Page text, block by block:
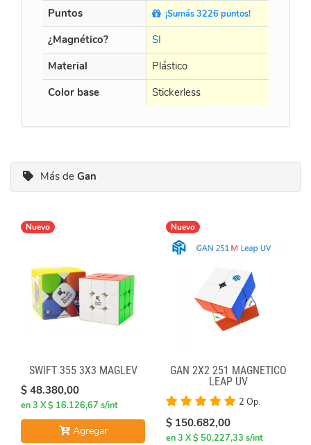
Puntos
¡Sumás 3226 puntos!
¿Magnético? SI
Material
Plástico
Color base
Stickerless
Más de Gan
Nuevo
SWIFT 355 3X3 MAGLEV
$ 48.380,00
en 3 X $ 16.126,67 s/int
Agregar
Nuevo
GAN 2X2 251 MAGNÉTICO
LEAP UV
2 Op.
$ 150.682,00
en 3 X $ 50.227,33 s/int